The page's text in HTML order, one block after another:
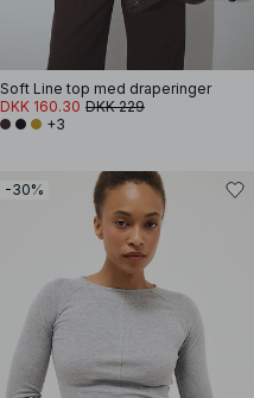
Soft Line top med draperinger
DKK 160.30 DKK 229
+3
-30%